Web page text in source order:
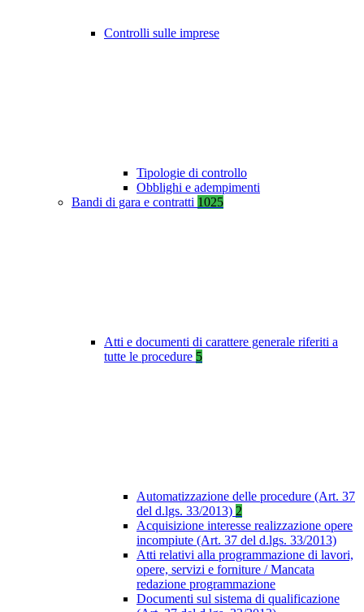
Controlli sulle imprese
Tipologie di controllo
Obblighi e adempimenti
Bandi di gara e contratti 1025
Atti e documenti di carattere generale riferiti a
tutte le procedure 5
Automatizzazione delle procedure (Art. 37
del d.lgs. 33/2013) 2
Acquisizione interesse realizzazione opere
incompiute (Art. 37 del d.lgs. 33/2013)
Atti relativi alla programmazione di lavori,
opere, servizi e forniture / Mancata
redazione programmazione
Documenti sul sistema di qualificazione